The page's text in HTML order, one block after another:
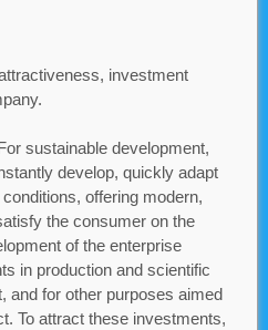
investment
sustainable development,
develop, quickly adapt
offering modern,
the consumer on the
of the enterprise
in production and scientific
and for other purposes aimed
To attract these investments,